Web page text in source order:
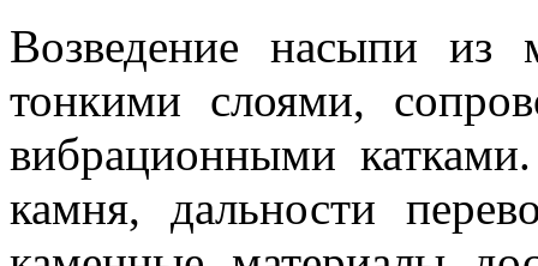
Возведение насыпи из
тонкими слоями,
вибрационными
камня, дальности